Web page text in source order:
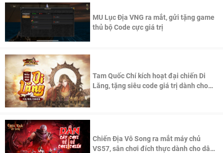
MU Lục Địa VNG ra mắt, gửi tặng game
thủ bộ Code cực giá trị
Tam Quốc Chí kích hoạt đại chiến Di
Lăng, tặng siêu code giá trị dành cho
Chiến Địa Vô Song ra mắt máy chủ
VS57, sân chơi đích thực dành cho dân